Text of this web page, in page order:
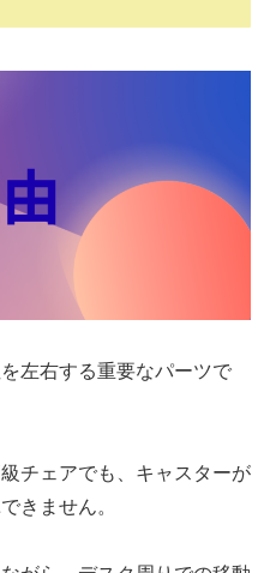
左右する重要なパーツで
チェアでも、キャスターが
きません。